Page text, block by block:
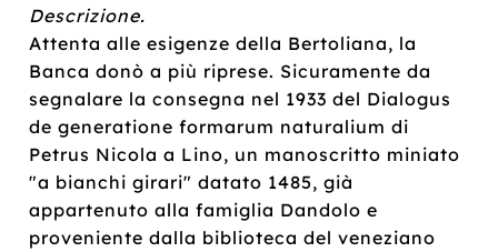
Descrizione.
Attenta alle esigenze della Bertoliana, la
Banca donò a più riprese. Sicuramente da
segnalare la consegna nel 1933 del Dialogus
de generatione formarum naturalium di
Petrus Nicola a Lino, un manoscritto miniato
"a bianchi girari" datato 1485, già
appartenuto alla famiglia Dandolo e
proveniente dalla biblioteca del veneziano